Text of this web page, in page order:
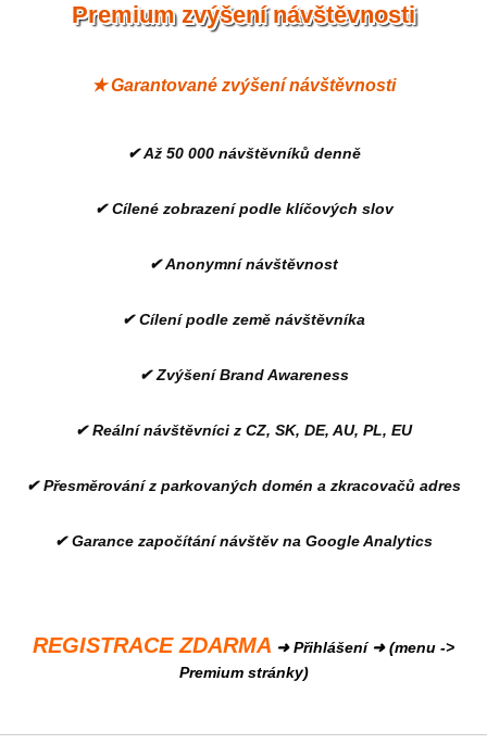
Premium zvýšení návštěvnosti
★ Garantované zvýšení návštěvnosti
✔ Až 50 000 návštěvníků denně
✔ Cílené zobrazení podle klíčových slov
✔ Anonymní návštěvnost
✔ Cílení podle země návštěvníka
✔ Zvýšení Brand Awareness
✔ Reální návštěvníci z CZ, SK, DE, AU, PL, EU
✔ Přesměrování z parkovaných domén a zkracovačů adres
✔ Garance započítání návštěv na Google Analytics
REGISTRACE ZDARMA ➜ Přihlášení ➜ (menu ->
Premium stránky)